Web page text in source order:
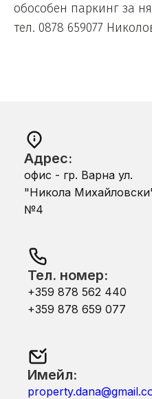
обособен паркинг за
тел. 0878 659077
Адрес:
офис - гр. Варна ул.
"Никола
№4
Тел. номер:
+359 878 562 440
+359 878 659 077
Имейл: